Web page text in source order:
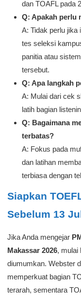
dan TOAFL pada
Q: Apakah perlu
A: Tidak perlu
tes seleksi
panitia atau
tersebut.
Q: Apa langkah
A: Mulai dari cek
latih bagian
Q: Bagaimana
terbatas?
A: Fokus pada
dan latihan
terbiasa dengan
Siapkan
Sebelum 13
Jika Anda mengejar
Makassar 2026, mulai
diumumkan. Webster
memperkuat bagian
terarah, sementara